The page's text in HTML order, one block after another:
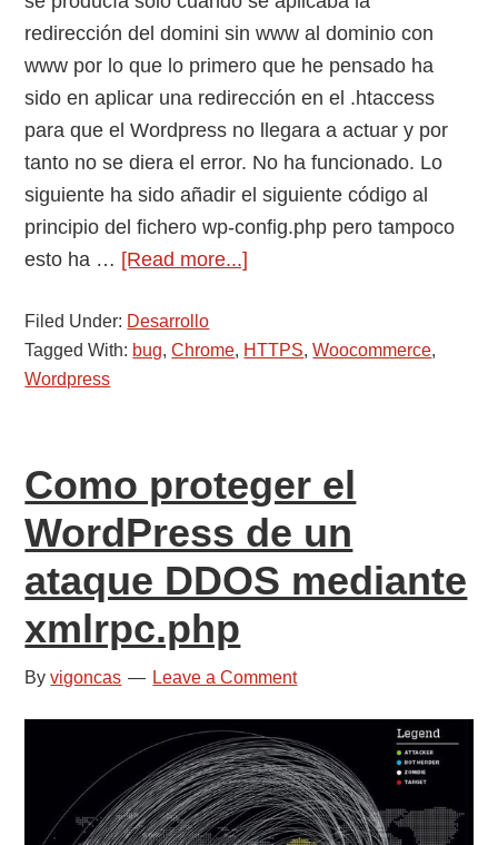
redirección del domini sin www al dominio con
www por lo que lo primero que he pensado ha
sido en aplicar una redirección en el .htaccess
para que el Wordpress no llegara a actuar y por
tanto no se diera el error. No ha funcionado. Lo
siguiente ha sido añadir el siguiente código al
principio del fichero wp-config.php pero tampoco
esto ha … [Read more...]
problema
WordPress
Woocomerce
en
Filed Under: Desarrollo
Tagged With: bug,Chrome, HTTPS,Woocommerce,
Wordpress
Como proteger el
WordPress de un
ataque DDOS mediante
xmlrpc.php
Byvigoncas Leave a Comment